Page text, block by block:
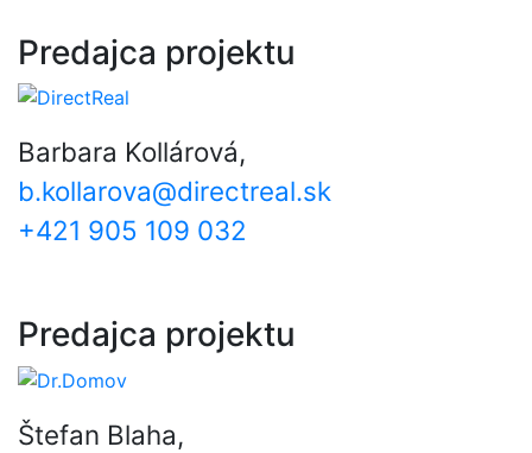
Predajca projektu
Barbara Kollárová,
b.kollarova@directreal.sk
+421 905 109 032
Predajca projektu
Štefan Blaha,